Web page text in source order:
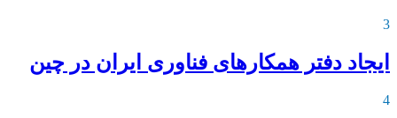
3
ایجاد دفتر همکارهای فناوری ایران در چین
4